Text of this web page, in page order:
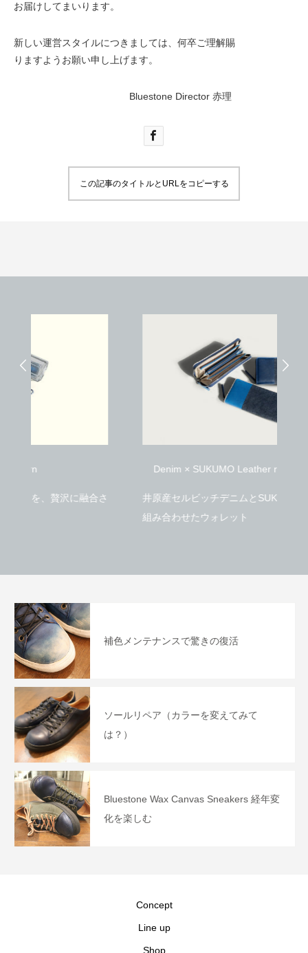
補色メンテナンスで驚きの復活
2019.10.05
2025.11.21
大丸東京店
store開催
2021.03.25
お届けしてまいります。
新しい運営スタイルにつきましては、何卒ご理解賜
りますようお願い申し上げます。
Bluestone Director 赤理
この記事のタイトルとURLをコピーする
融合さ
Denim × SUKUMO Leather round zip Wallet
井原産セルビッチデニムとSUKUMO Leatherを
組み合わせたウォレット
補色メンテナンスで驚きの復活
ソールリペア（カラーを変えてみて
は？）
Bluestone Wax Canvas Sneakers 経年変
化を楽しむ
Concept
Line up
Shop